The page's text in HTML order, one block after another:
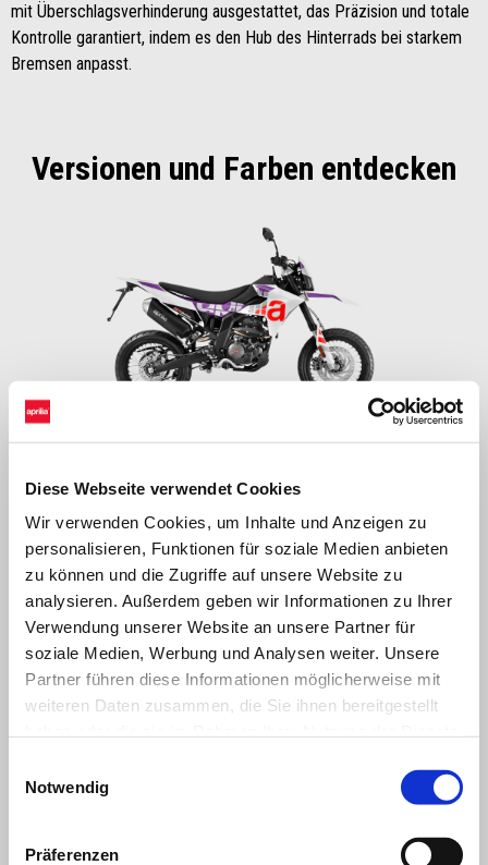
Diese Webseite verwendet Cookies
Wir verwenden Cookies, um Inhalte und Anzeigen zu
personalisieren, Funktionen für soziale Medien anbieten
zu können und die Zugriffe auf unsere Website zu
analysieren. Außerdem geben wir Informationen zu Ihrer
Verwendung unserer Website an unsere Partner für
soziale Medien, Werbung und Analysen weiter. Unsere
Partner führen diese Informationen möglicherweise mit
weiteren Daten zusammen, die Sie ihnen bereitgestellt
Notwendig
Präferenzen
mit Überschlagsverhinderung ausgestattet, das Präzision und totale
Kontrolle garantiert, indem es den Hub des Hinterrads bei starkem
Bremsen anpasst.
Versionen und Farben entdecken
€ 4.550